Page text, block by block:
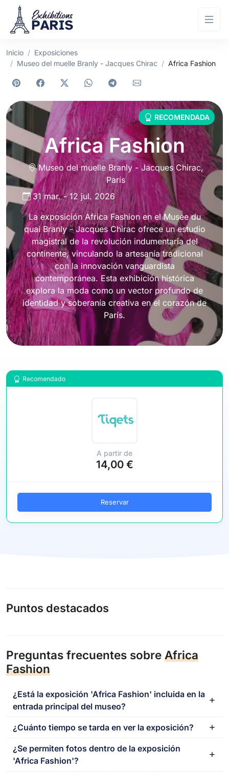
Inicio
Exposiciones
Museo del muelle Branly - Jacques Chirac
Africa Fashion
RECOMENDADA
Africa Fashion
Museo del muelle Branly - Jacques Chirac,
París
31 mar.-12 jul. 2026
La exposición Africa Fashion en el Musée du
quai Branly - Jacques Chirac ofrece un estudio
magistral de la revolución indumentaria del
continente, vinculando la artesanía tradicional
con la innovación vanguardista
contemporánea. Esta exhibición histórica
explora la moda como un vector profundo de
identidad y soberanía creativa en el corazón de
París.
Recomendado
A partir de
14,00 €
Reservar
Puntos destacados
Preguntas frecuentes sobre Africa
Fashion
¿Está la exposición 'Africa Fashion' incluida en la
entrada principal del museo?
¿Cuánto tiempo se tarda en ver la exposición?
¿Se permiten fotos dentro de la exposición
'Africa Fashion'?